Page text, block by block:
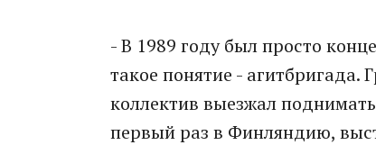
- В 1989 году был просто
такое понятие - агитбригада.
коллектив выезжал
первый раз в Финляндию,